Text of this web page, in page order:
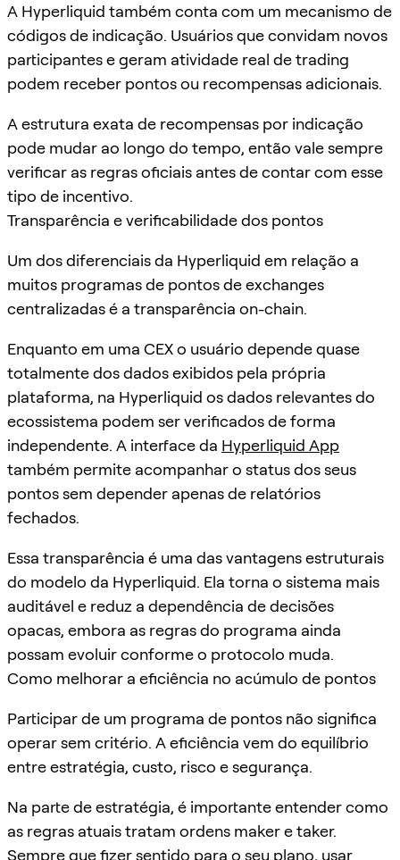
A Hyperliquid também conta com um mecanismo de
códigos de indicação. Usuários que convidam novos
participantes e geram atividade real de trading
podem receber pontos ou recompensas adicionais.
A estrutura exata de recompensas por indicação
pode mudar ao longo do tempo, então vale sempre
verificar as regras oficiais antes de contar com esse
tipo de incentivo.
Transparência e verificabilidade dos pontos
Um dos diferenciais da Hyperliquid em relação a
muitos programas de pontos de exchanges
centralizadas é a transparência on-chain.
Enquanto em uma CEX o usuário depende quase
totalmente dos dados exibidos pela própria
plataforma, na Hyperliquid os dados relevantes do
ecossistema podem ser verificados de forma
independente. A interface da Hyperliquid App
também permite acompanhar o status dos seus
pontos sem depender apenas de relatórios
fechados.
Essa transparência é uma das vantagens estruturais
do modelo da Hyperliquid. Ela torna o sistema mais
auditável e reduz a dependência de decisões
opacas, embora as regras do programa ainda
possam evoluir conforme o protocolo muda.
Como melhorar a eficiência no acúmulo de pontos
Participar de um programa de pontos não significa
operar sem critério. A eficiência vem do equilíbrio
entre estratégia, custo, risco e segurança.
Na parte de estratégia, é importante entender como
as regras atuais tratam ordens maker e taker.
Sempre que fizer sentido para o seu plano, usar